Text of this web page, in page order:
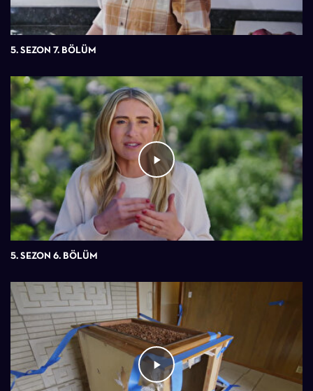
5. SEZON 7. BÖLÜM
5. SEZON 6. BÖLÜM